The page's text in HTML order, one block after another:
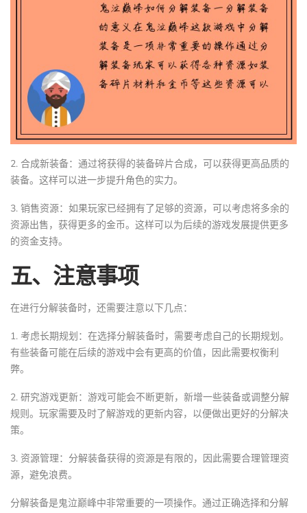
2. 合成新装备：通过将获得的装备碎片合成，可以获得更高品质的
装备。这样可以进一步提升角色的实力。
3. 销售资源：如果玩家已经拥有了足够的资源，可以考虑将多余的
资源出售，获得更多的金币。这样可以为后续的游戏发展提供更多
的资金支持。
五、注意事项
在进行分解装备时，还需要注意以下几点：
1. 考虑长期规划：在选择分解装备时，需要考虑自己的长期规划。
有些装备可能在后续的游戏中会有更高的价值，因此需要权衡利
弊。
2. 研究游戏更新：游戏可能会不断更新，新增一些装备或调整分解
规则。玩家需要及时了解游戏的更新内容，以便做出更好的分解决
策。
3. 资源管理：分解装备获得的资源是有限的，因此需要合理管理资
源，避免浪费。
分解装备是鬼泣巅峰中非常重要的一项操作。通过正确选择和分解